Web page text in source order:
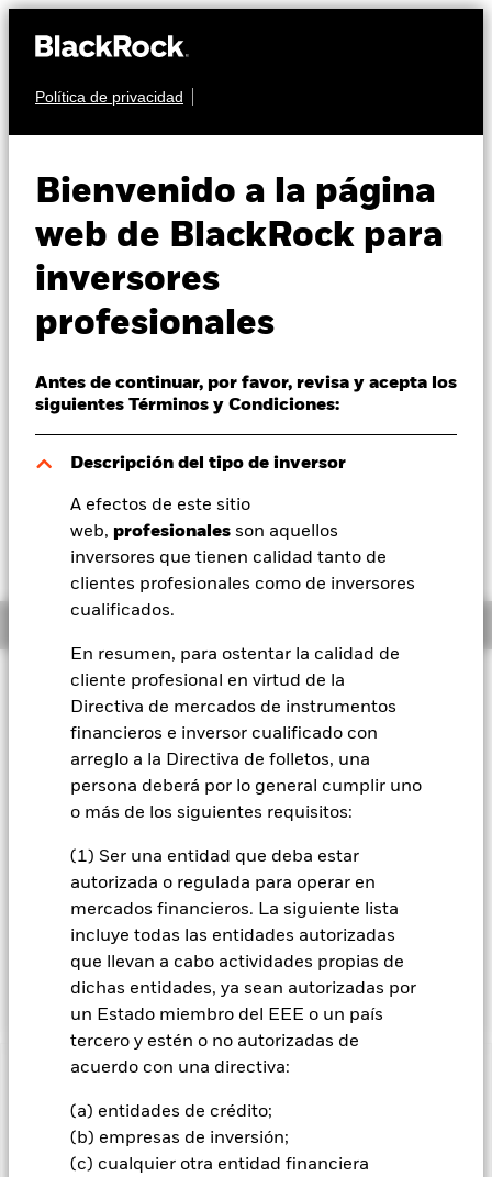
Política de privacidad
Bienvenido a la página
web de BlackRock para
inversores
profesionales
Antes de continuar, por favor, revisa y acepta los
siguientes Términos y Condiciones:
Descripción del tipo de inversor
A efectos de este sitio
web, profesionales son aquellos
inversores que tienen calidad tanto de
clientes profesionales como de inversores
cualificados.
En resumen, para ostentar la calidad de
cliente profesional en virtud de la
Directiva de mercados de instrumentos
financieros e inversor cualificado con
arreglo a la Directiva de folletos, una
persona deberá por lo general cumplir uno
o más de los siguientes requisitos:
(1) Ser una entidad que deba estar
autorizada o regulada para operar en
mercados financieros. La siguiente lista
incluye todas las entidades autorizadas
que llevan a cabo actividades propias de
dichas entidades, ya sean autorizadas por
un Estado miembro del EEE o un país
tercero y estén o no autorizadas de
acuerdo con una directiva:
(a) entidades de crédito;
(b) empresas de inversión;
(c) cualquier otra entidad financiera
Perspectivas
Visión de mercado
Educación
Profesionales
España
Change location
BlackRock
iShares
Nuestra compañía
Markets Equity
Income Fund
EUR 14,77
Variación del valor liquidativo a 05 ago 2026
EUR 0,33 (2,29%)
Filosofía de inversión
El Fondo Emerging Markets Equity Income busca lograr unos
ingresos por encima de la media de sus inversiones en
acciones ordinarias sin sacrificar el crecimiento del capital a
largo plazo. El Fondo invierte globalmente un mínimo del
70 % de sus activos totales en acciones ordinarias de
empresas domiciliadas, o que ejercen la principal parte de
su actividad económica, en mercados emergentes. La
inversión también se puede realizar en acciones ordinarias
de empresas domiciliadas, o que ejercen la parte principal
de su actividad económica, en mercados desarrollados que
tienen operaciones comerciales significativas en mercados
emergentes. Este Fondo distribuye los beneficios brutos sin
deducción de gastos.
de las inversiones y los ingresos derivados de ellas pueden
subir o bajar, y no están garantizados. Es posible que los